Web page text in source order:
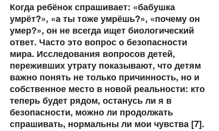
Когда ребёнок спрашивает: «бабушка
умрёт?», «а ты тоже умрёшь?», «почему он
умер?», он не всегда ищет биологический
ответ. Часто это вопрос о безопасности
мира. Исследования вопросов детей,
переживших утрату показывают, что детям
важно понять не только причинность, но и
собственное место в новой реальности: кто
теперь будет рядом, останусь ли я в
безопасности, можно ли продолжать
спрашивать, нормальны ли мои чувства [7].